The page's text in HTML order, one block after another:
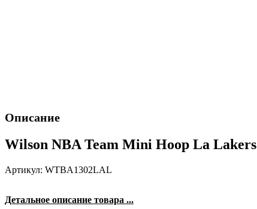
Описание
Wilson NBA Team Mini Hoop La Lakers
Артикул: WTBA1302LAL
Детальное описание товара ...